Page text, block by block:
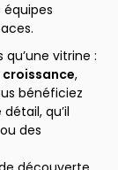
vitrine :
,
bénéficiez
qu’il
ou des